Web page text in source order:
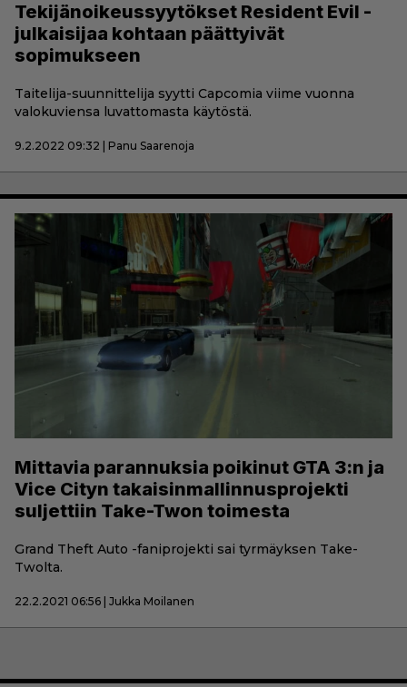
Tekijänoikeussyytökset Resident Evil -
julkaisijaa kohtaan päättyivät
sopimukseen
Taitelija-suunnittelija syytti Capcomia viime vuonna
valokuviensa luvattomasta käytöstä.
9.2.2022 09:32 | Panu Saarenoja
Mittavia parannuksia poikinut GTA 3:n ja
Vice Cityn takaisinmallinnusprojekti
suljettiin Take-Twon toimesta
Grand Theft Auto -faniprojekti sai tyrmäyksen Take-
Twolta.
22.2.2021 06:56 | Jukka Moilanen